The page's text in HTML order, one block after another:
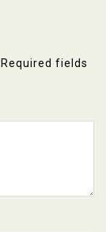
Required fields